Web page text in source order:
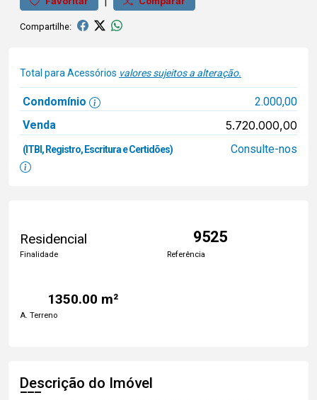
Compartilhe:
Total para Acessórios valores sujeitos a alteração.
Condomínio
2.000,00
Venda
5.720.000,00
(ITBI, Registro, Escritura e Certidões) Consulte-nos
Residencial
Finalidade
9525
Referência
1350.00 m²
A. Terreno
Descrição do Imóvel